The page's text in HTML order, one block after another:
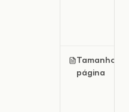
Tamanho da
página